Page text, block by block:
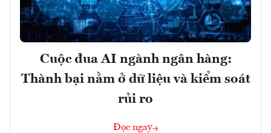
Cuộc đua AI ngành ngân hàng:
Thành bại nằm ở dữ liệu và kiểm soát
rủi ro
Đọc ngay